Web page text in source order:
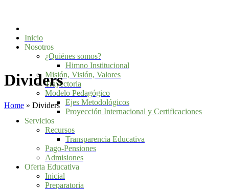
Inicio
Nosotros
¿Quiénes somos?
Himno Institucional
Misión, Visión, Valores
Trayectoria
Modelo Pedagógico
Ejes Metodológicos
Proyección Internacional y Certificaciones
Servicios
Recursos
Transparencia Educativa
Pago-Pensiones
Admisiones
Oferta Educativa
Inicial
Preparatoria
Dividers
Home » Dividers